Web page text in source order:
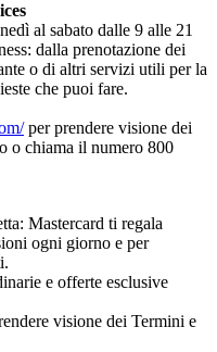
al sabato dalle 9 alle 21
dalla prenotazione dei
o di altri servizi utili per la
che puoi fare.
per prendere visione dei
o chiama il numero 800
Mastercard ti regala
ogni giorno e per
e offerte esclusive
visione dei Termini e